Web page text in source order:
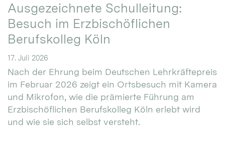
Ausgezeichnete Schulleitung:
Besuch im Erzbischöflichen
Berufskolleg Köln
17. Juli 2026
Nach der Ehrung beim Deutschen Lehrkräftepreis
im Februar 2026 zeigt ein Ortsbesuch mit Kamera
und Mikrofon, wie die prämierte Führung am
Erzbischöflichen Berufskolleg Köln erlebt wird
und wie sie sich selbst versteht.